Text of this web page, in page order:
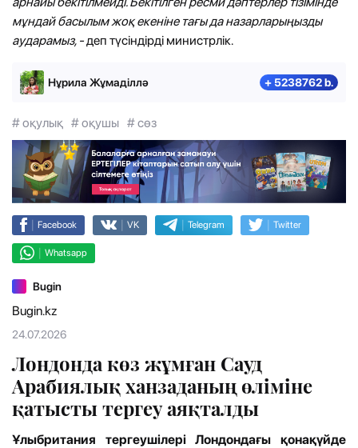
мұндай басылым жоқ екеніне тағы да назарларыңызды
аударамыз, -деп түсіндірді министрлік.
Нұрила Жұмаділлә + 5238762 b.
# оқулық # оқушы # сөз
| Facebook | VK | Telegram | Twitter
| Whatsapp
Bugin
Bugin.kz
24.07.2026
Лондонда көз жұмған Сауд
Арабиялық ханзаданың өліміне
қатысты тергеу аяқталды
Ұлыбритания тергеушілері Лондондағы қонақүйде